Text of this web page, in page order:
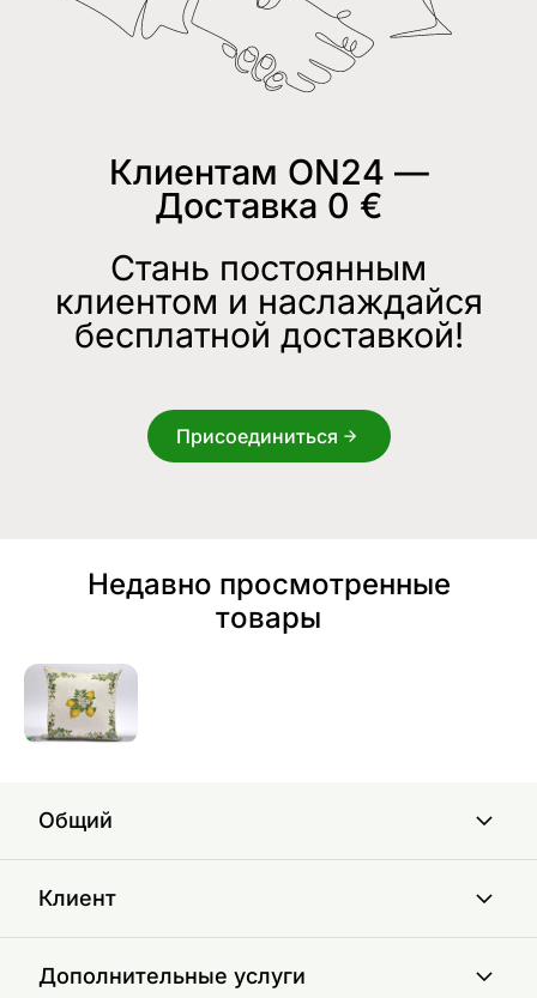
Клиентам ON24 —
Доставка 0 €
Стань постоянным
клиентом и наслаждайся
бесплатной доставкой!
Присоединиться
Недавно просмотренные
товары
Общий
Клиент
Дополнительные услуги